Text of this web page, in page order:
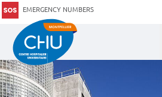
EMERGENCY NUMBERS